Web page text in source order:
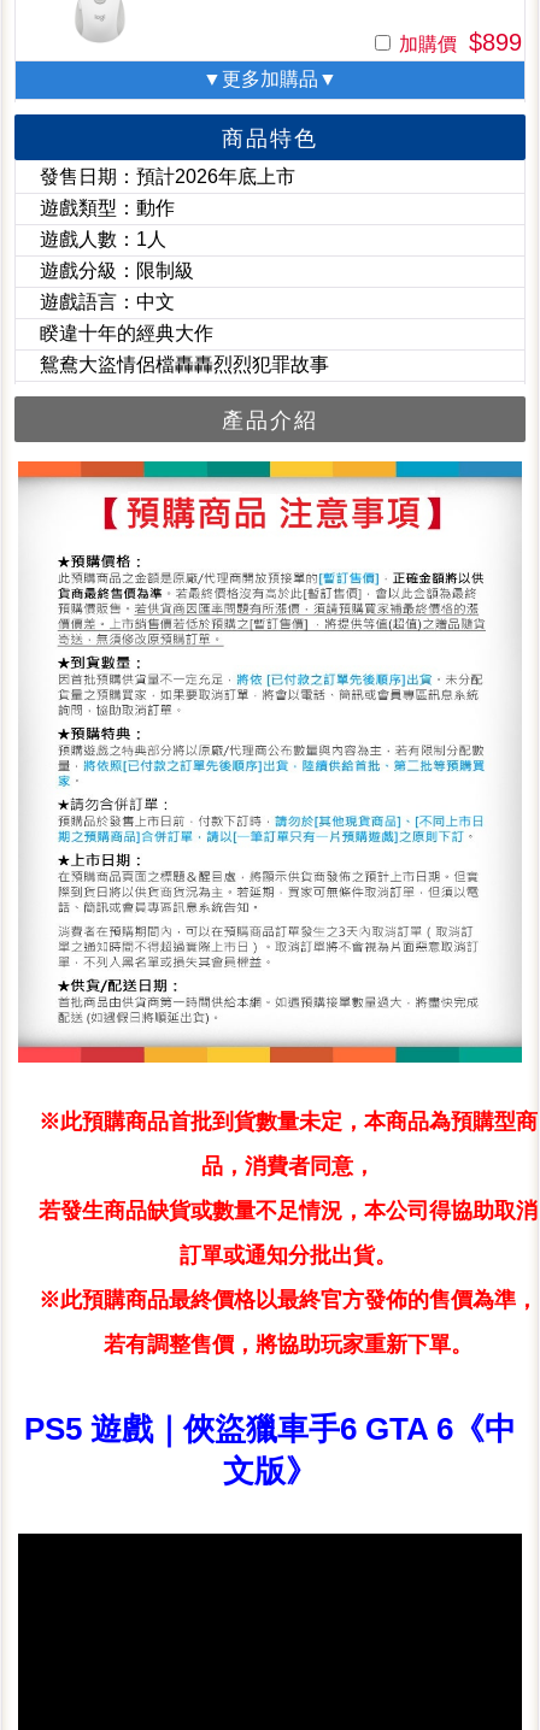
加購價 $899
▼更多加購品▼
商品特色
發售日期：預計2026年底上市
遊戲類型：動作
遊戲人數：1人
遊戲分級：限制級
遊戲語言：中文
睽違十年的經典大作
鴛鴦大盜情侶檔轟轟烈烈犯罪故事
產品介紹
※此預購商品首批到貨數量未定，本商品為預購型商
品，消費者同意，
若發生商品缺貨或數量不足情況，本公司得協助取消
訂單或通知分批出貨。
※此預購商品最終價格以最終官方發佈的售價為準，
若有調整售價，將協助玩家重新下單。
PS5 遊戲｜俠盜獵車手6 GTA 6《中
文版》